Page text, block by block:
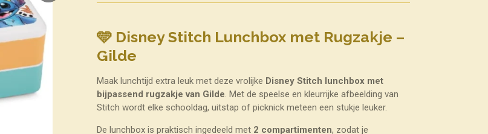
🩵 Disney Stitch Lunchbox met Rugzakje –
Gilde
Maak lunchtijd extra leuk met deze vrolijke Disney Stitch lunchbox met
bijpassend rugzakje van Gilde. Met de speelse en kleurrijke afbeelding van
Stitch wordt elke schooldag, uitstap of picknick meteen een stukje leuker.
De lunchbox is praktisch ingedeeld met 2 compartimenten, zodat je